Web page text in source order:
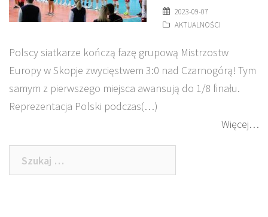
2023-09-07
AKTUALNOŚCI
Polscy siatkarze kończą fazę grupową Mistrzostw
Europy w Skopje zwycięstwem 3:0 nad Czarnogórą! Tym
samym z pierwszego miejsca awansują do 1/8 finału.
Reprezentacja Polski podczas(…)
Więcej…
Szukaj: